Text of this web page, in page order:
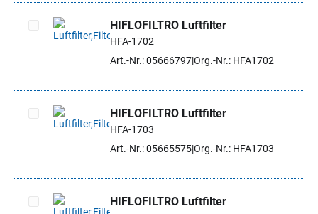
Artikel auswählen
HIFLOFILTRO Luftfilter
HFA-1702
Art.-Nr.: 05666797Org.-Nr.: HFA1702
Artikel auswählen
HIFLOFILTRO Luftfilter
HFA-1703
Art.-Nr.: 05665575Org.-Nr.: HFA1703
HIFLOFILTRO Luftfilter